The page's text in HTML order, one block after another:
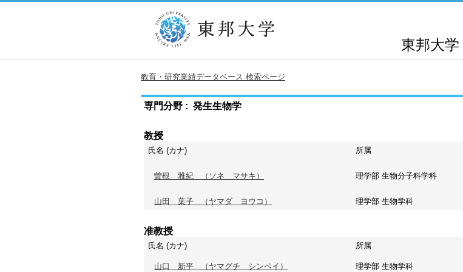
東邦大学
教育・研究業績データベース 検索ページ
専門分野 : 発生生物学
教授
氏名 (カナ) 所属
曽根 雅紀 （ソネ マサキ） 理学部 生物分子科学科
山田 葉子
（ヤマダ ヨウコ） 理学部 生物学科
准教授
氏名 (カナ) 所属
山口 新平 （ヤマグチ シンペイ） 理学部 生物学科